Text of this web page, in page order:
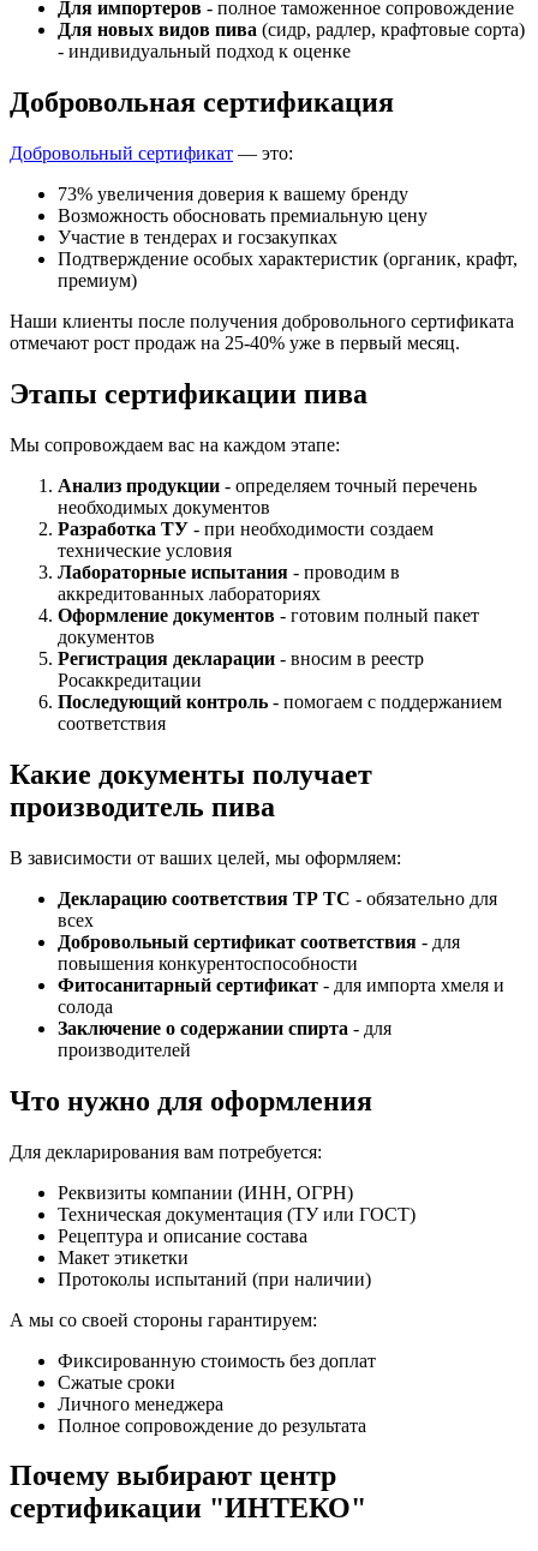
Для импортеров - полное таможенное сопровождение
Для новых видов пива (сидр, радлер, крафтовые сорта)
- индивидуальный подход к оценке
Добровольная сертификация
Добровольный сертификат — это:
73% увеличения доверия к вашему бренду
Возможность обосновать премиальную цену
Участие в тендерах и госзакупках
Подтверждение особых характеристик (органик, крафт,
премиум)
Наши клиенты после получения добровольного сертификата
отмечают рост продаж на 25-40% уже в первый месяц.
Этапы сертификации пива
Мы сопровождаем вас на каждом этапе:
Анализ продукции - определяем точный перечень
необходимых документов
Разработка ТУ - при необходимости создаем
технические условия
Лабораторные испытания - проводим в
аккредитованных лабораториях
Оформление документов - готовим полный пакет
документов
Регистрация декларации - вносим в реестр
Росаккредитации
Последующий контроль - помогаем с поддержанием
соответствия
Какие документы получает
производитель пива
В зависимости от ваших целей, мы оформляем:
Декларацию соответствия ТР ТС - обязательно для
всех
Добровольный сертификат соответствия - для
повышения конкурентоспособности
Фитосанитарный сертификат - для импорта хмеля и
солода
Заключение о содержании спирта - для
производителей
Что нужно для оформления
Для декларирования вам потребуется:
Реквизиты компании (ИНН, ОГРН)
Техническая документация (ТУ или ГОСТ)
Рецептура и описание состава
Макет этикетки
Протоколы испытаний (при наличии)
А мы со своей стороны гарантируем:
Фиксированную стоимость без доплат
Сжатые сроки
Личного менеджера
Полное сопровождение до результата
Почему выбирают центр
сертификации "ИНТЕКО"